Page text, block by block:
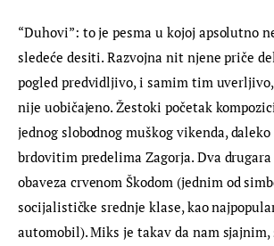
“Duhovi”: to je pesma u kojoj apsolutno
sledeće desiti. Razvojna nit njene priče
pogled predvidljivo, i samim tim
nije uobičajeno. Žestoki početak
jednog slobodnog muškog vikenda, daleko
brdovitim predelima Zagorja. Dva drugara
obaveza crvenom Škodom (jednim od
socijalističke srednje klase, kao
automobil). Miks je takav da nam